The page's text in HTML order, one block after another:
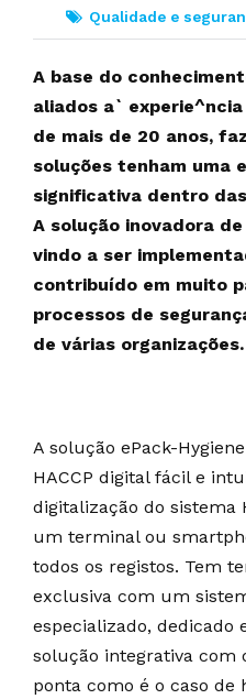
Qualidade e
A base do
aliados a`
de mais de 20 anos,
soluções tenham uma
significativa dentro
A solução inovadora
vindo a ser
contribuído em muito
processos de
de várias organizações.
A solução ePack-
HACCP digital fácil e
digitalização do sistema
um terminal ou
todos os registos. Tem
exclusiva com um
especializado, dedicado
solução integrativa com
ponta como é o caso de